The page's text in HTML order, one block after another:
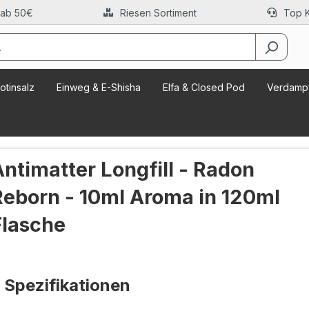
50€ Riesen Sortiment Top
Einweg & E-Shisha Elfa & Closed Pod
Longfill - Radon
- 10ml Aroma in 120ml
Spezifikationen